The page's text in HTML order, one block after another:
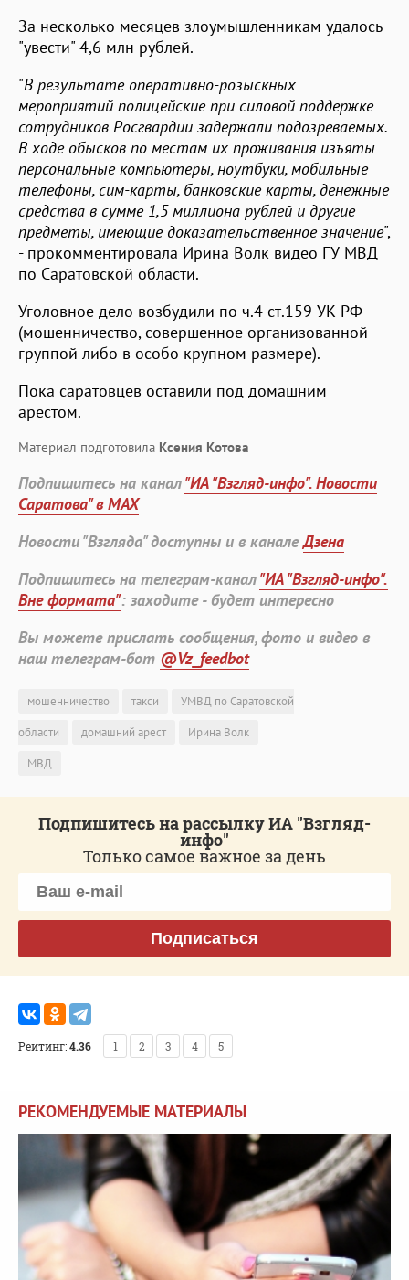
За несколько месяцев злоумышленникам удалось
"увести" 4,6 млн рублей.
"В результате оперативно-розыскных
мероприятий полицейские при силовой поддержке
сотрудников Росгвардии задержали подозреваемых.
В ходе обысков по местам их проживания изъяты
персональные компьютеры, ноутбуки, мобильные
телефоны, сим-карты, банковские карты, денежные
средства в сумме 1,5 миллиона рублей и другие
предметы, имеющие доказательственное значение",
- прокомментировала Ирина Волк видео ГУ МВД
по Саратовской области.
Уголовное дело возбудили по ч.4 ст.159 УК РФ
(мошенничество, совершенное организованной
группой либо в особо крупном размере).
Пока саратовцев оставили под домашним
арестом.
Материал подготовила Ксения Котова
Подпишитесь на канал"ИА "Взгляд-инфо". Новости
Саратова" в MAX
Новости "Взгляда" доступны и в каналеДзена
Подпишитесь на телеграм-канал"ИА "Взгляд-инфо".
Вне формата": заходите - будет интересно
Вы можете прислать сообщения, фото и видео в
наш телеграм-бот @Vz_feedbot
мошенничество такси
УМВД по Саратовской
области
домашний арест
Ирина Волк
МВД
Подпишитесь на рассылку ИА "Взгляд-
инфо"
Только самое важное за день
Подписаться
Рейтинг:4.36 1 2 3 4 5
РЕКОМЕНДУЕМЫЕ МАТЕРИАЛЫ